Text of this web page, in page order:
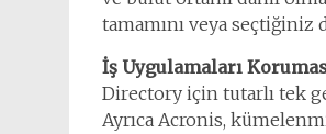
tamamını veya
İş Uygulamaları
Directory için tutarlı tek
Ayrıca Acronis,